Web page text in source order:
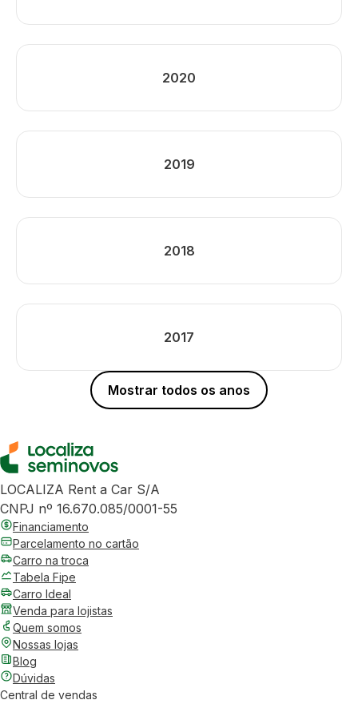
2020
2019
2018
2017
Mostrar todos os anos
LOCALIZA Rent a Car S/A
CNPJ nº 16.670.085/0001-55
Financiamento
Parcelamento no cartão
Carro na troca
Tabela Fipe
Carro Ideal
Venda para lojistas
Quem somos
Nossas lojas
Blog
Dúvidas
Central de vendas